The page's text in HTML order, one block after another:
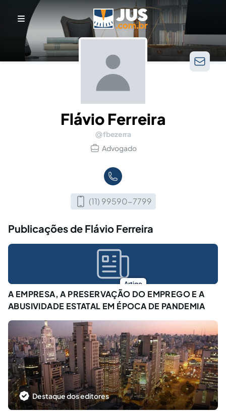
Flávio Ferreira
fbezerra
Advogado
(11) 99590-7799
Publicações de Flávio Ferreira
Artigo
A EMPRESA, A PRESERVAÇÃO DO EMPREGO E A
ABUSIVIDADE ESTATAL EM ÉPOCA DE PANDEMIA
Destaque dos editores